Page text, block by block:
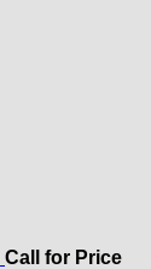
Call for Price